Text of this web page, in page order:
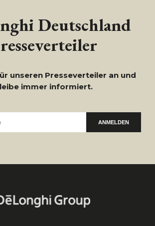
Deutschland
unseren Presseverteiler an und
immer informiert.
ANMELDEN